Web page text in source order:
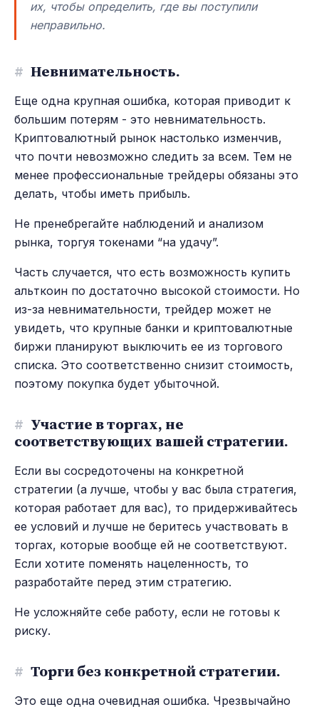
их, чтобы определить, где вы поступили
неправильно.
# Невнимательность.
Еще одна крупная ошибка, которая приводит к
большим потерям - это невнимательность.
Криптовалютный рынок настолько изменчив,
что почти невозможно следить за всем. Тем не
менее профессиональные трейдеры обязаны это
делать, чтобы иметь прибыль.
Не пренебрегайте наблюдений и анализом
рынка, торгуя токенами “на удачу”.
Часть случается, что есть возможность купить
альткоин по достаточно высокой стоимости. Но
из-за невнимательности, трейдер может не
увидеть, что крупные банки и криптовалютные
биржи планируют выключить ее из торгового
списка. Это соответственно снизит стоимость,
поэтому покупка будет убыточной.
# Участие в торгах, не
соответствующих вашей стратегии.
Если вы сосредоточены на конкретной
стратегии (а лучше, чтобы у вас была стратегия,
которая работает для вас), то придерживайтесь
ее условий и лучше не беритесь участвовать в
торгах, которые вообще ей не соответствуют.
Если хотите поменять нацеленность, то
разработайте перед этим стратегию.
Не усложняйте себе работу, если не готовы к
риску.
# Торги без конкретной стратегии.
Это еще одна очевидная ошибка. Чрезвычайно